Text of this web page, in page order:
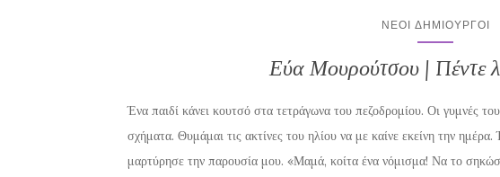
ΝΈΟΙ ΔΗΜΙΟΥΡΓΟΊ
Εύα Μουρούτσου | Πέντε
Ένα παιδί κάνει κουτσό στα τετράγωνα του πεζοδρομίου. Οι γυμνές
σχήματα. Θυμάμαι τις ακτίνες του ηλίου να με καίνε εκείνη την ημέρα.
μαρτύρησε την παρουσία μου. «Μαμά, κοίτα ένα νόμισμα! Να το